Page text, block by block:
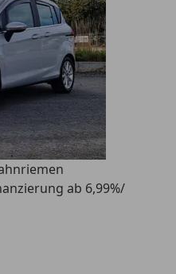
ab 6,99%/